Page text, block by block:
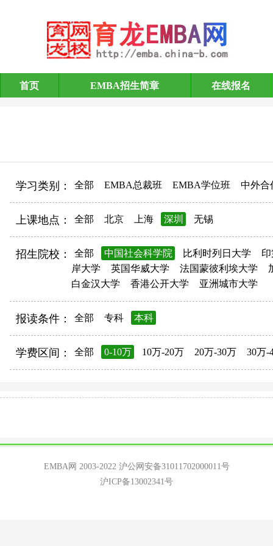
EMBA招生简章
首页 EMBA招生简章 在线报名
学习类别： 全部 EMBA总裁班 EMBA学位班 中外合
上课地点： 全部 北京 上海 深圳 无锡
招生院校： 全部 中国社会科学院 比利时列日大学
岸大学
英国华威大学 法国蒙彼利埃大学
白金汉大学
香港公开大学 亚洲城市大学
报读条件： 全部 专科 本科
学费区间： 全部 0-10万 10万-20万 20万-30万 30万-
EMBA网 2003-2022 沪公网安备31011702000011号
沪ICP备13002341号